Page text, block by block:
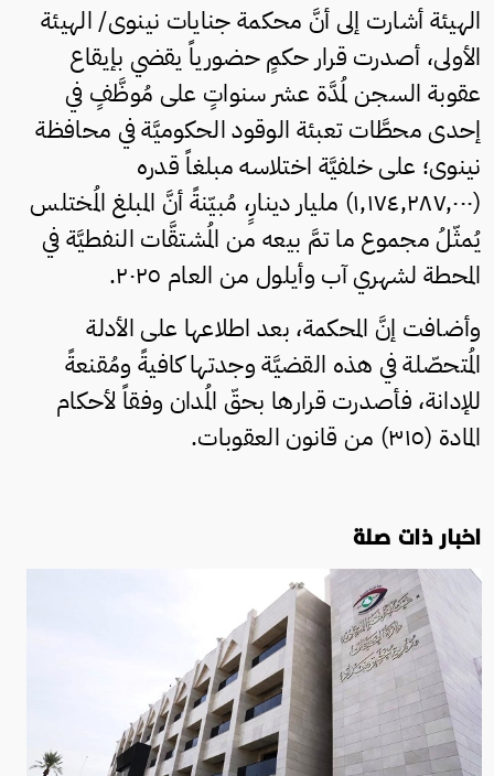
الهيئة أشارت إلى أنَّ محكمة جنايات نينوى/ الهيئة
الأولى، أصدرت قرار حكمٍ حضورياً يقضي بإيقاع
عقوبة السجن لمُدَّة عشر سنواتٍ على مُوظَّفٍ في
إحدى محطَّات تعبئة الوقود الحكوميَّة في محافظة
نينوى؛ على خلفيَّة اختلاسه مبلغاً قدره
(١,١٧٤,٢٨٧,٠٠٠) مليار دينارٍ، مُبيّنةً أنَّ المبلغ المُختلس
يُمثّلُ مجموع ما تمَّ بيعه من المُشتقَّات النفطيَّة في
المحطة لشهري آب وأيلول من العام ٢٠٢٥.
وأضافت إنَّ المحكمة، بعد اطلاعها على الأدلة
المُتحصّلة في هذه القضيَّة وجدتها كافيةً ومُقنعةً
للإدانة، فأصدرت قرارها بحقّ المُدان وفقاً لأحكام
المادة (٣١٥) من قانون العقوبات.
اخبار ذات صلة